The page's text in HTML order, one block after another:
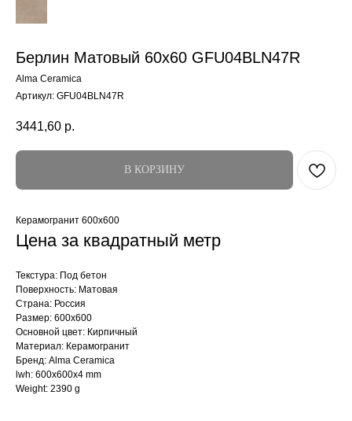
Берлин Матовый 60x60 GFU04BLN47R
Alma Ceramica
Артикул: GFU04BLN47R
3441,60 р.
В КОРЗИНУ
Керамогранит 600x600
Цена за квадратный метр
Текстура: Под бетон
Поверхность: Матовая
Страна: Россия
Размер: 600x600
Основной цвет: Кирпичный
Материал: Керамогранит
Бренд: Alma Ceramica
lwh: 600x600x4 mm
Weight: 2390 g